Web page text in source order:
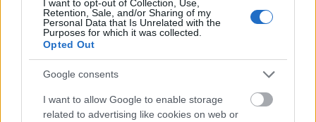
I want to opt-out of Collection, Use,
Retention, Sale, and/or Sharing of my
Personal Data that Is Unrelated with the
Purposes for which it was collected.
Opted Out
Google consents
I want to allow Google to enable storage
related to advertising like cookies on web or